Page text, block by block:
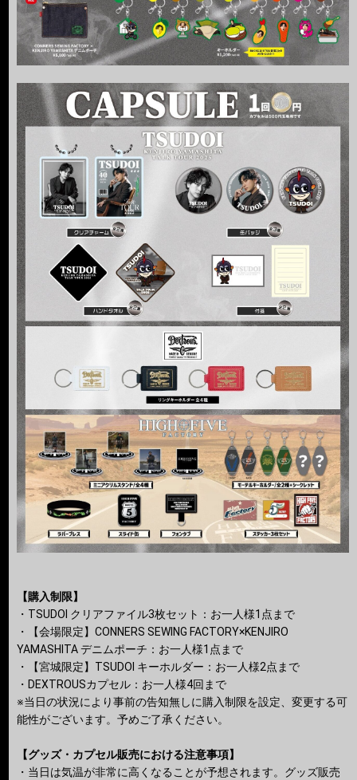
【購入制限】
・TSUDOI クリアファイル3枚セット：お一人様1点まで
・【会場限定】CONNERS SEWING FACTORY×KENJIRO
YAMASHITA デニムポーチ：お一人様1点まで
・【宮城限定】TSUDOI キーホルダー：お一人様2点まで
・DEXTROUSカプセル：お一人様4回まで
※当日の状況により事前の告知無しに購入制限を設定、変更する可
能性がございます。予めご了承ください。
【グッズ・カプセル販売における注意事項】
・当日は気温が非常に高くなることが予想されます。グッズ販売